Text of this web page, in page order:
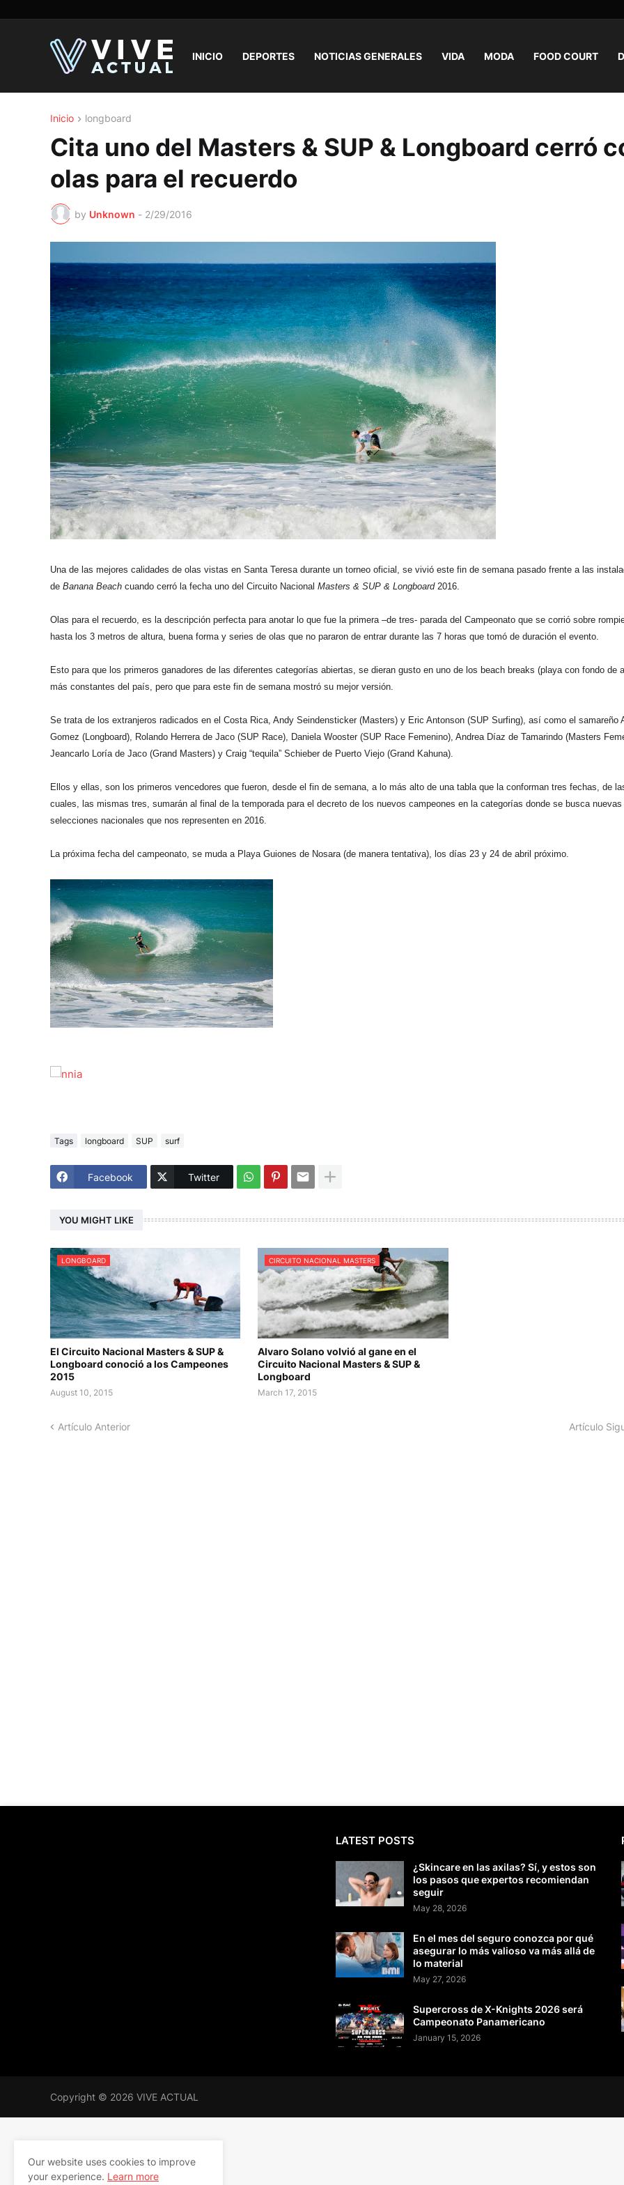
INICIO DEPORTES NOTICIAS GENERALES VIDA MODA FOOD COURT
Inicio longboard
Cita uno del Masters & SUP & Longboard cerró
olas para el recuerdo
by Unknown - 2/29/2016
Una de las mejores calidades de olas vistas en Santa Teresa durante un torneo oficial, se vivió este fin de semana pasado frente a las
de Banana Beach cuando cerró la fecha uno del Circuito Nacional Masters & SUP & Longboard2016.
Olas para el recuerdo, es la descripción perfecta para anotar lo que fue la primera –de tres- parada del Campeonato que se corrió sobre
hasta los 3 metros de altura, buena forma y series de olas que no pararon de entrar durante las 7 horas que tomó de duración el evento.
Esto para que los primeros ganadores de las diferentes categorías abiertas, se dieran gusto en uno de los beach breaks (playa con fondo de
más constantes del país, pero que para este fin de semana mostró su mejor versión.
Se trata de los extranjeros radicados en el Costa Rica, Andy Seindensticker (Masters) y Eric Antonson (SUP Surfing), así como el samareño
Gomez (Longboard), Rolando Herrera de Jaco (SUP Race), Daniela Wooster (SUP Race Femenino), Andrea Díaz de Tamarindo (Masters
Jeancarlo Loría de Jaco (Grand Masters) y Craig “tequila” Schieber de Puerto Viejo (Grand Kahuna).
Ellos y ellas, son los primeros vencedores que fueron, desde el fin de semana, a lo más alto de una tabla que la conforman tres fechas, de
cuales, las mismas tres, sumarán al final de la temporada para el decreto de los nuevos campeones en la categorías donde se busca nuevas
selecciones nacionales que nos representen en 2016.
La próxima fecha del campeonato, se muda a Playa Guiones de Nosara (de manera tentativa), los días 23 y 24 de abril próximo.
Tags longboard SUP surf
Facebook Twitter
YOU MIGHT LIKE
LONGBOARD
El Circuito Nacional Masters & SUP &
Longboard conoció a los Campeones
2015
August 10, 2015
CIRCUITO NACIONAL MASTERS
Alvaro Solano volvió al gane en el
Circuito Nacional Masters & SUP &
Longboard
March 17, 2015
Artículo Anterior Artículo
LATEST POSTS
¿Skincare en las axilas? Sí, y estos son
los pasos que expertos recomiendan
seguir
May 28, 2026
En el mes del seguro conozca por qué
asegurar lo más valioso va más allá de
lo material
May 27, 2026
Supercross de X-Knights 2026 será
Campeonato Panamericano
January 15, 2026
Copyright © 2026 VIVE ACTUAL
Our website uses cookies to improve
your experience. Learn more